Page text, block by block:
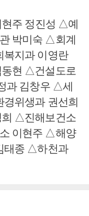
주 정진성 △예
박미숙 △회계
지과 이영란
현 △건설도로
과 김창우 △세
위생과 권선희
희 △진해보건소
이현주 △해양
태종 △하천과